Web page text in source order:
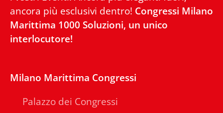
Milano Marittima Congressi
Palazzo dei Congressi
ancora più esclusivi dentro! Congressi Milano
Marittima 1000 Soluzioni, un unico
interlocutore!